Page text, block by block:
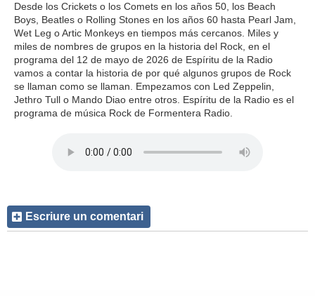
Desde los Crickets o los Comets en los años 50, los Beach
Boys, Beatles o Rolling Stones en los años 60 hasta Pearl Jam,
Wet Leg o Artic Monkeys en tiempos más cercanos. Miles y
miles de nombres de grupos en la historia del Rock, en el
programa del 12 de mayo de 2026 de Espíritu de la Radio
vamos a contar la historia de por qué algunos grupos de Rock
se llaman como se llaman. Empezamos con Led Zeppelin,
Jethro Tull o Mando Diao entre otros. Espíritu de la Radio es el
programa de música Rock de Formentera Radio.
Escriure un comentari